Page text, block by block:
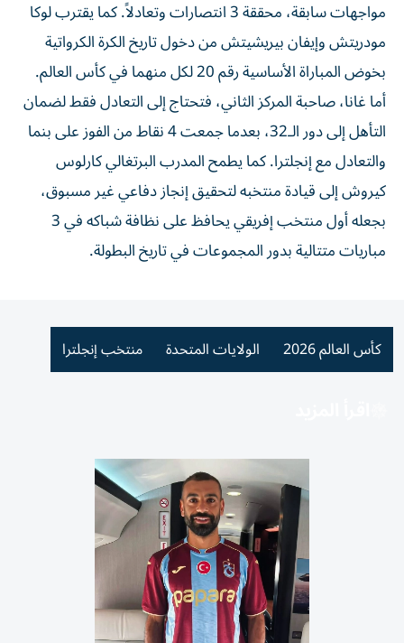
مواجهات سابقة، محققة 3 انتصارات وتعادلاً. كما يقترب لوكا
مودريتش وإيفان بيريشيتش من دخول تاريخ الكرة الكرواتية
بخوض المباراة الأساسية رقم 20 لكل منهما في كأس العالم.
أما غانا، صاحبة المركز الثاني، فتحتاج إلى التعادل فقط لضمان
التأهل إلى دور الـ32، بعدما جمعت 4 نقاط من الفوز على بنما
والتعادل مع إنجلترا. كما يطمح المدرب البرتغالي كارلوس
كيروش إلى قيادة منتخبه لتحقيق إنجاز دفاعي غير مسبوق،
بجعله أول منتخب إفريقي يحافظ على نظافة شباكه في 3
مباريات متتالية بدور المجموعات في تاريخ البطولة.
كأس العالم 2026 الولايات المتحدة منتخب إنجلترا